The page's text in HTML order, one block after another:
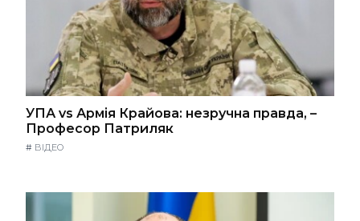
УПА vs Армія Крайова: незручна правда, –
Професор Патриляк
# ВІДЕО